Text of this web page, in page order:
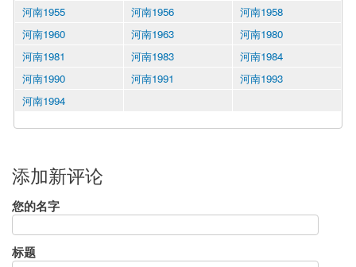
河南1955
河南1956
河南1958
河南1960
河南1963
河南1980
河南1981
河南1983
河南1984
河南1990
河南1991
河南1993
河南1994
添加新评论
您的名字
标题